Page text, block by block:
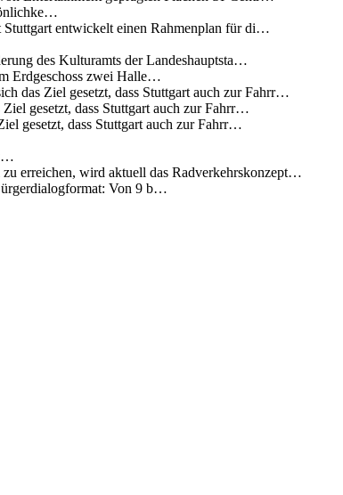
Stuttgart entwickelt einen Rahmenplan für di…
des Kulturamts der Landeshauptsta…
Erdgeschoss zwei Halle…
das Ziel gesetzt, dass Stuttgart auch zur Fahrr…
gesetzt, dass Stuttgart auch zur Fahrr…
gesetzt, dass Stuttgart auch zur Fahrr…
erreichen, wird aktuell das Radverkehrskonzept…
Von 9 b…